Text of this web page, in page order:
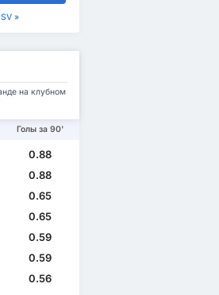
»
на клубном
Голы за 90'
0.88
0.88
0.65
0.65
0.59
0.59
0.56